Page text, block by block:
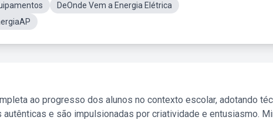
DeOnde Vem a Energia Elétrica
ao progresso dos alunos no contexto escolar, adotando
e são impulsionadas por criatividade e entusiasmo.